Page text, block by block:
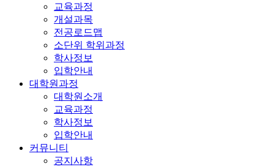
교육과정
개설과목
전공로드맵
소단위 학위과정
학사정보
입학안내
대학원과정
대학원소개
교육과정
학사정보
입학안내
커뮤니티
공지사항